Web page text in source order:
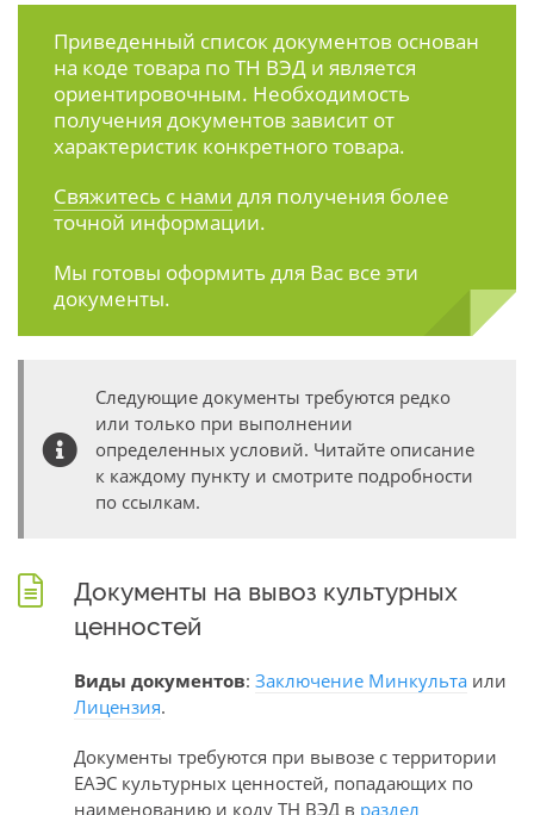
Приведенный список документов основан
на коде товара по ТН ВЭД и является
ориентировочным. Необходимость
получения документов зависит от
характеристик конкретного товара.
Свяжитесь с нами для получения более
точной информации.
Мы готовы оформить для Вас все эти
документы.
Следующие документы требуются редко
или только при выполнении
определенных условий. Читайте описание
к каждому пункту и смотрите подробности
по ссылкам.
Документы на вывоз культурных
ценностей
Виды документов: Заключение Минкульта или
Лицензия.
Документы требуются при вывозе с территории
ЕАЭС культурных ценностей, попадающих по
наименованию и коду ТН ВЭД в раздел